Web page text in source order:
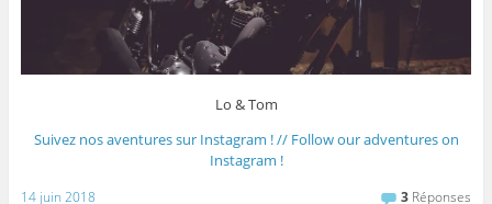
Lo & Tom
Suivez nos aventures sur Instagram ! // Follow our adventures on
Instagram !
14 juin 2018 3 Réponses